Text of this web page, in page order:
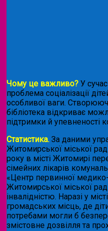
Чому це важливо? У
проблема соціалізації
особливої ваги.
бібліотека відкриває
підтримки й упевненості
Статистика. За даними
Житомирської міської
року в місті Житомирі
сімейних лікарів
«Центр первинної
Житомирської міської
інвалідністю. Наразі у
громадських місць, де
потребами могли б
змістовне дозвілля та